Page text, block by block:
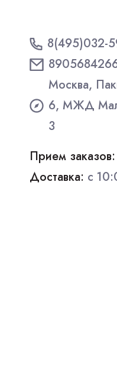
8(495)032-
Москва,
6, МЖД
3
Прием заказов:
Доставка: с